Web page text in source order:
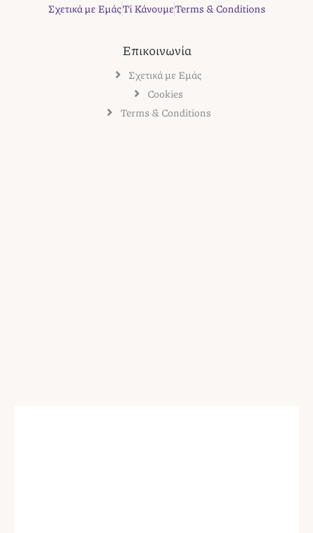
Σχετικά με ΕμάςΤί ΚάνουμεTerms & Conditions
Επικοινωνία
Σχετικά με Εμάς
Cookies
Terms & Conditions